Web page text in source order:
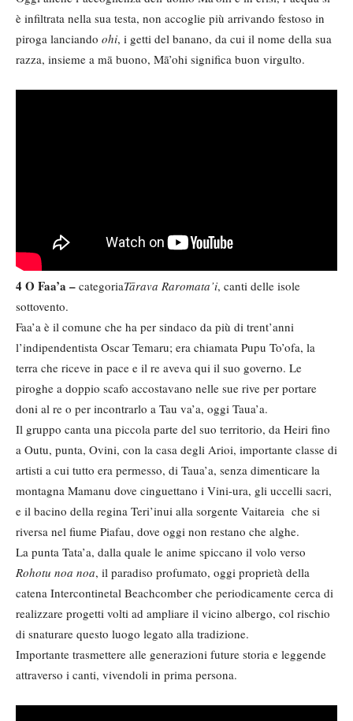
è infiltrata nella sua testa, non accoglie più arrivando festoso in
piroga lanciando ohi, i getti del banano, da cui il nome della sua
razza, insieme a mā buono, Mā’ohi significa buon virgulto.
4 O Faa’a – categoriaTārava Raromata’i, canti delle isole
sottovento.
Faa’a è il comune che ha per sindaco da più di trent’anni
l’indipendentista Oscar Temaru; era chiamata Pupu To’ofa, la
terra che riceve in pace e il re aveva qui il suo governo. Le
piroghe a doppio scafo accostavano nelle sue rive per portare
doni al re o per incontrarlo a Tau va’a, oggi Taua’a.
Il gruppo canta una piccola parte del suo territorio, da Heiri fino
a Outu, punta, Ovini, con la casa degli Arioi, importante classe di
artisti a cui tutto era permesso, di Taua’a, senza dimenticare la
montagna Mamanu dove cinguettano i Vini-ura, gli uccelli sacri,
e il bacino della regina Teri’inui alla sorgente Vaitareia che si
riversa nel fiume Piafau, dove oggi non restano che alghe.
La punta Tata’a, dalla quale le anime spiccano il volo verso
Rohotu noa noa, il paradiso profumato, oggi proprietà della
catena Intercontinetal Beachcomber che periodicamente cerca di
realizzare progetti volti ad ampliare il vicino albergo, col rischio
di snaturare questo luogo legato alla tradizione.
Importante trasmettere alle generazioni future storia e leggende
attraverso i canti, vivendoli in prima persona.